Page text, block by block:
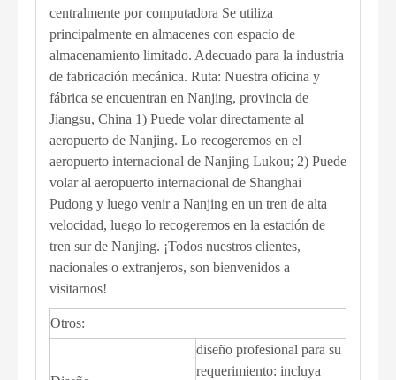
centralmente por computadora Se utiliza
principalmente en almacenes con espacio de
almacenamiento limitado. Adecuado para la industria
de fabricación mecánica. Ruta: Nuestra oficina y
fábrica se encuentran en Nanjing, provincia de
Jiangsu, China 1) Puede volar directamente al
aeropuerto de Nanjing. Lo recogeremos en el
aeropuerto internacional de Nanjing Lukou; 2) Puede
volar al aeropuerto internacional de Shanghai
Pudong y luego venir a Nanjing en un tren de alta
velocidad, luego lo recogeremos en la estación de
tren sur de Nanjing. ¡Todos nuestros clientes,
nacionales o extranjeros, son bienvenidos a
visitarnos!
Otros:
diseño profesional para su
requerimiento: incluya